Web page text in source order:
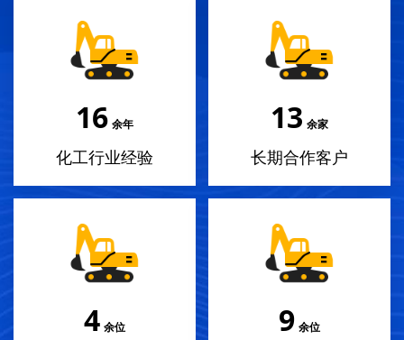
18 余年
化工行业经验
14 余家
长期合作客户
4 余位 10 余位